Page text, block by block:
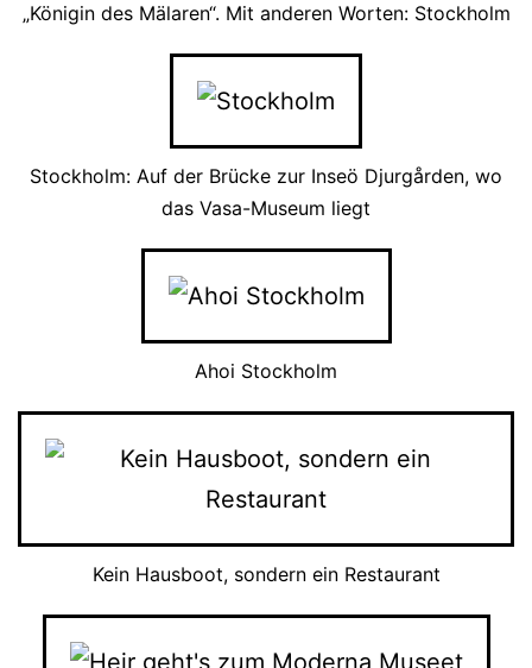
„Königin des Mälaren“. Mit anderen Worten: Stockholm
Stockholm: Auf der Brücke zur Inseö Djurgården, wo
das Vasa-Museum liegt
Ahoi Stockholm
Kein Hausboot, sondern ein Restaurant